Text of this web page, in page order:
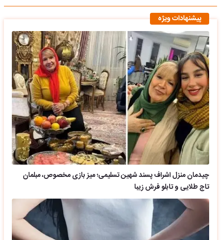
پیشنهادات ویژه
چیدمان منزل اشراف پسند شهین تسلیمی؛ میز بازی مخصوص، مبلمان
تاج طلایی و تابلو فرش زیبا